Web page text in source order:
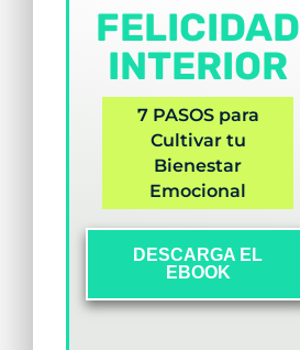
FELICIDAD
INTERIOR
7 PASOS para
Cultivar tu
Bienestar
Emocional
DESCARGA EL
EBOOK